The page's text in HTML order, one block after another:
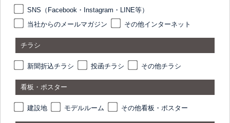
SNS（Facebook・Instagram・LINE等）
当社からのメールマガジン
その他インターネット
チラシ
新聞折込チラシ 投函チラシ その他チラシ
看板・ポスター
建設地 モデルルーム その他看板・ポスター